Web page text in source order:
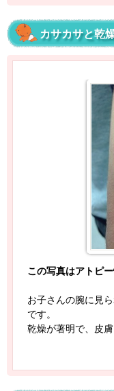
カサカサと乾
この写真はアトピ
お子さんの腕に見
です。
乾燥が著明で、皮